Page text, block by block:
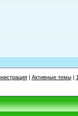
| Активные темы|